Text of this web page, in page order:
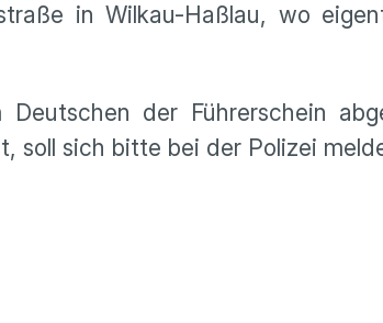
in Wilkau-Haßlau, wo
der Führerschein
soll sich bitte bei der Polizei